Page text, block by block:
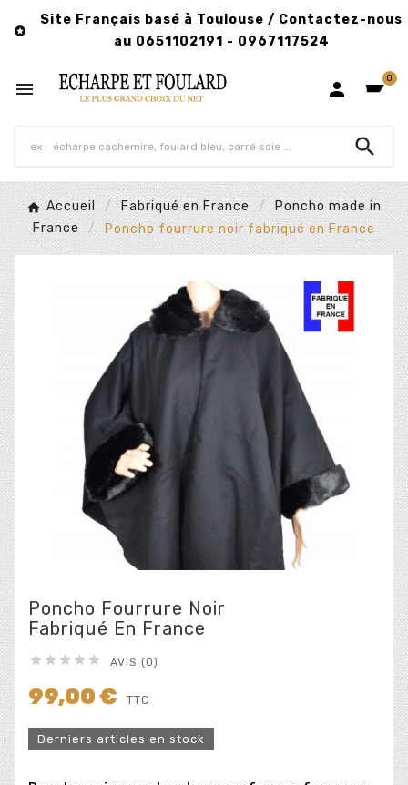

Site Français basé à Toulouse / Contactez-nous
au 0651102191 - 0967117524
  0

Accueil Fabriqué en France
Poncho made in
France
Poncho fourrure noir fabriqué en France
Poncho Fourrure Noir
Fabriqué En France
     AVIS (0)
99,00 € TTC
Derniers articles en stock